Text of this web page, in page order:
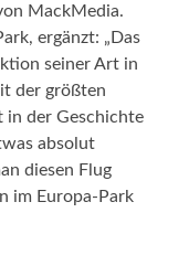
MackMedia.
ergänzt: „Das
seiner Art in
der größten
in der Geschichte
absolut
diesen Flug
im Europa-Park